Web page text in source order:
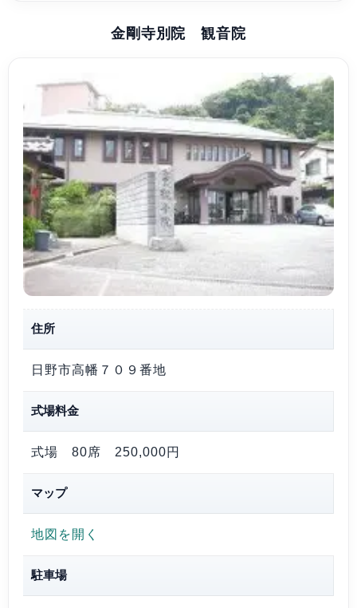
金剛寺別院 観音院
住所
日野市高幡７０９番地
式場料金
式場 80席 250,000円
マップ
地図を開く
駐車場